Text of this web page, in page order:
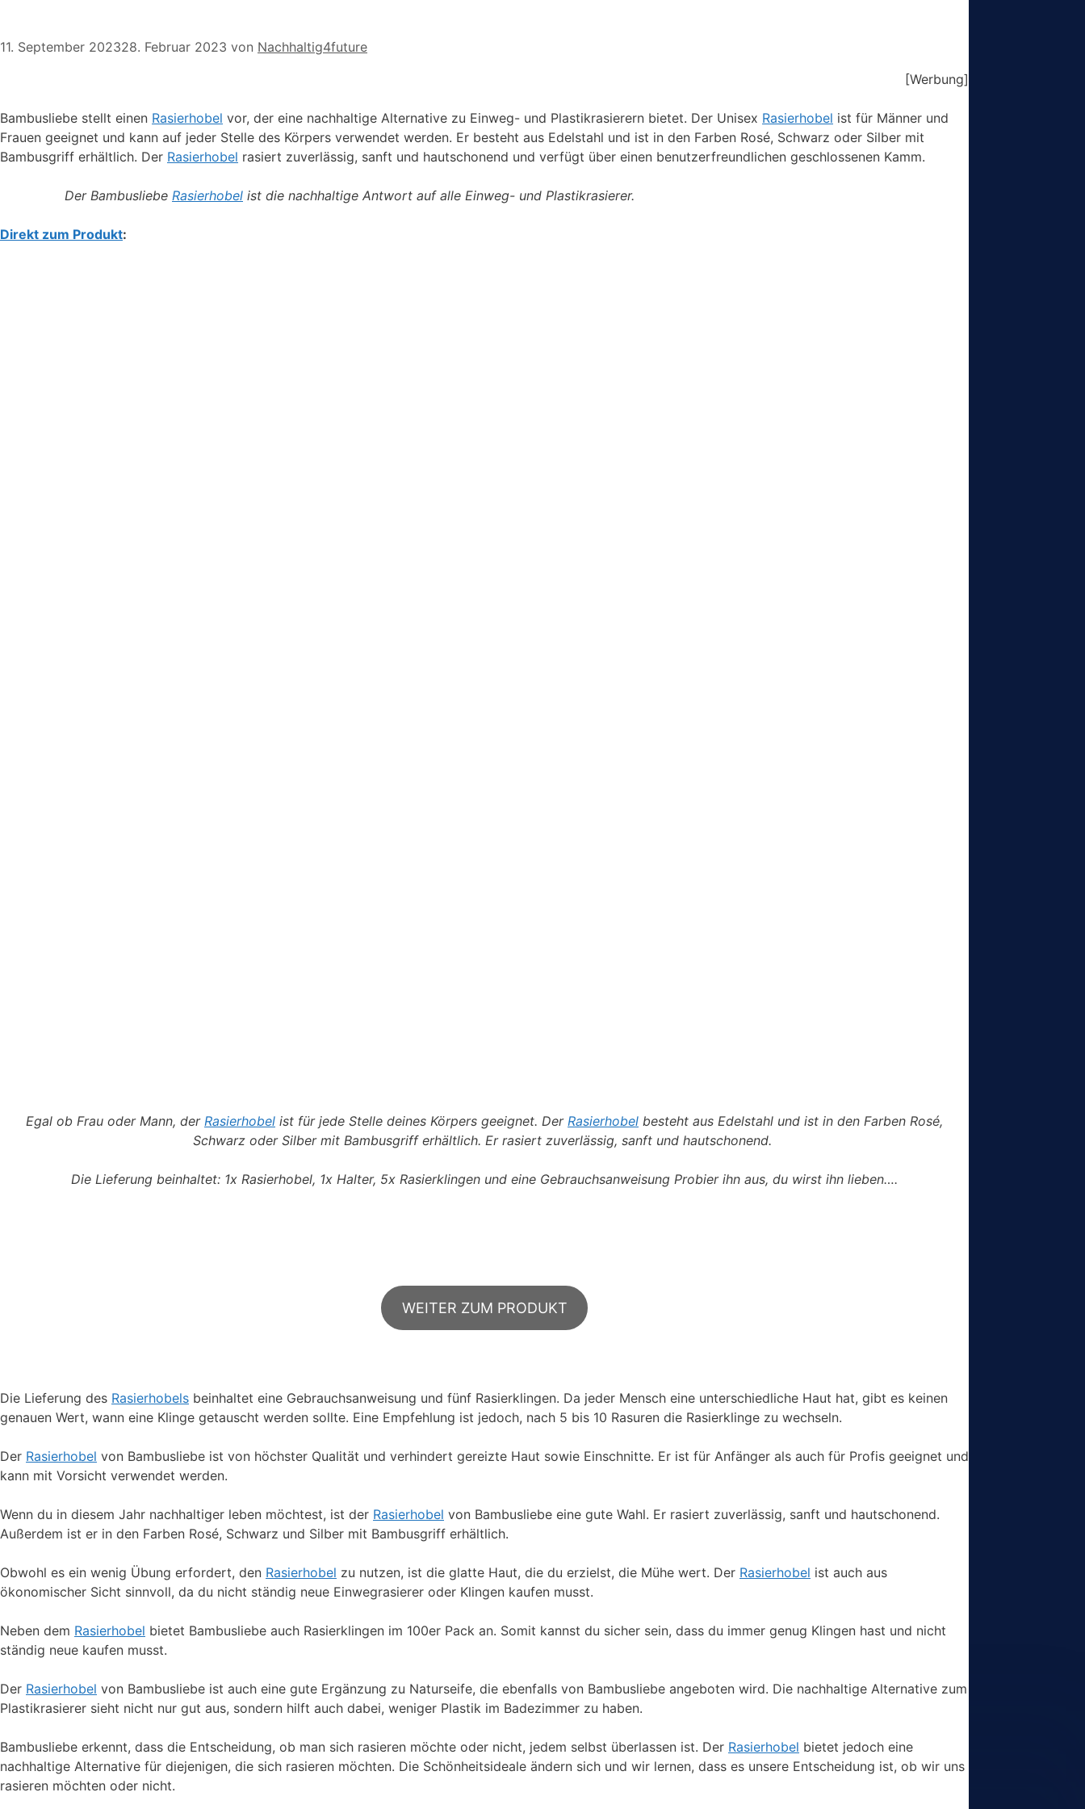
11. September 202328. Februar 2023 von Nachhaltig4future
[Werbung]
Bambusliebe stellt einen Rasierhobel vor, der eine nachhaltige Alternative zu Einweg- und Plastikrasierern bietet. Der Unisex Rasierhobel ist für Männer und
Frauen geeignet und kann auf jeder Stelle des Körpers verwendet werden. Er besteht aus Edelstahl und ist in den Farben Rosé, Schwarz oder Silber mit
Bambusgriff erhältlich. Der Rasierhobel rasiert zuverlässig, sanft und hautschonend und verfügt über einen benutzerfreundlichen geschlossenen Kamm.
Der Bambusliebe Rasierhobel ist die nachhaltige Antwort auf alle Einweg- und Plastikrasierer.
Direkt zum Produkt:
Egal ob Frau oder Mann, der Rasierhobel ist für jede Stelle deines Körpers geeignet. Der Rasierhobel besteht aus Edelstahl und ist in den Farben Rosé,
Schwarz oder Silber mit Bambusgriff erhältlich. Er rasiert zuverlässig, sanft und hautschonend.
Die Lieferung beinhaltet: 1x Rasierhobel, 1x Halter, 5x Rasierklingen und eine Gebrauchsanweisung Probier ihn aus, du wirst ihn lieben….
WEITER ZUM PRODUKT
Die Lieferung des Rasierhobels beinhaltet eine Gebrauchsanweisung und fünf Rasierklingen. Da jeder Mensch eine unterschiedliche Haut hat, gibt es keinen
genauen Wert, wann eine Klinge getauscht werden sollte. Eine Empfehlung ist jedoch, nach 5 bis 10 Rasuren die Rasierklinge zu wechseln.
Der Rasierhobel von Bambusliebe ist von höchster Qualität und verhindert gereizte Haut sowie Einschnitte. Er ist für Anfänger als auch für Profis geeignet und
kann mit Vorsicht verwendet werden.
Wenn du in diesem Jahr nachhaltiger leben möchtest, ist der Rasierhobel von Bambusliebe eine gute Wahl. Er rasiert zuverlässig, sanft und hautschonend.
Außerdem ist er in den Farben Rosé, Schwarz und Silber mit Bambusgriff erhältlich.
Obwohl es ein wenig Übung erfordert, den Rasierhobel zu nutzen, ist die glatte Haut, die du erzielst, die Mühe wert. Der Rasierhobel ist auch aus
ökonomischer Sicht sinnvoll, da du nicht ständig neue Einwegrasierer oder Klingen kaufen musst.
Neben dem Rasierhobel bietet Bambusliebe auch Rasierklingen im 100er Pack an. Somit kannst du sicher sein, dass du immer genug Klingen hast und nicht
ständig neue kaufen musst.
Der Rasierhobel von Bambusliebe ist auch eine gute Ergänzung zu Naturseife, die ebenfalls von Bambusliebe angeboten wird. Die nachhaltige Alternative zum
Plastikrasierer sieht nicht nur gut aus, sondern hilft auch dabei, weniger Plastik im Badezimmer zu haben.
Bambusliebe erkennt, dass die Entscheidung, ob man sich rasieren möchte oder nicht, jedem selbst überlassen ist. Der Rasierhobel bietet jedoch eine
nachhaltige Alternative für diejenigen, die sich rasieren möchten. Die Schönheitsideale ändern sich und wir lernen, dass es unsere Entscheidung ist, ob wir uns
rasieren möchten oder nicht.